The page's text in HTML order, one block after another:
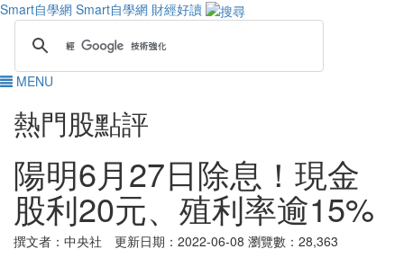
Smart自學網 Smart自學網 財經好讀
MENU
熱門股點評
陽明6月27日除息！現金
股利20元、殖利率逾15%
撰文者：中央社 更新日期：2022-06-08 瀏覽數：28,363